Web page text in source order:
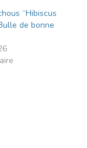
“Hibiscus
de bonne